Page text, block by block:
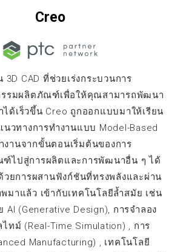
Creo
CAD ที่ช่วยเร่งกระบวนการ
รรมผลิตภัณฑ์เพื่อให้คุณสามารถพัฒนา
ด้เร็วขึ้น Creo ถูกออกแบบมาให้เรียน
นวทางการทำงานแบบ Model-Based
านจากขั้นตอนเริ่มต้นของการ
ไปสู่การผลิตและการพัฒนาอื่น ๆ ได้
วยการผสานฟังก์ชันที่ทรงพลังและผ่าน
มาแล้ว เข้ากับเทคโนโลยีล้ำสมัย เช่น
AI (Generative Design), การจำลอง
ทม์ (Real-Time Simulation) , การ
Manufacturing) , เทคโนโลยี